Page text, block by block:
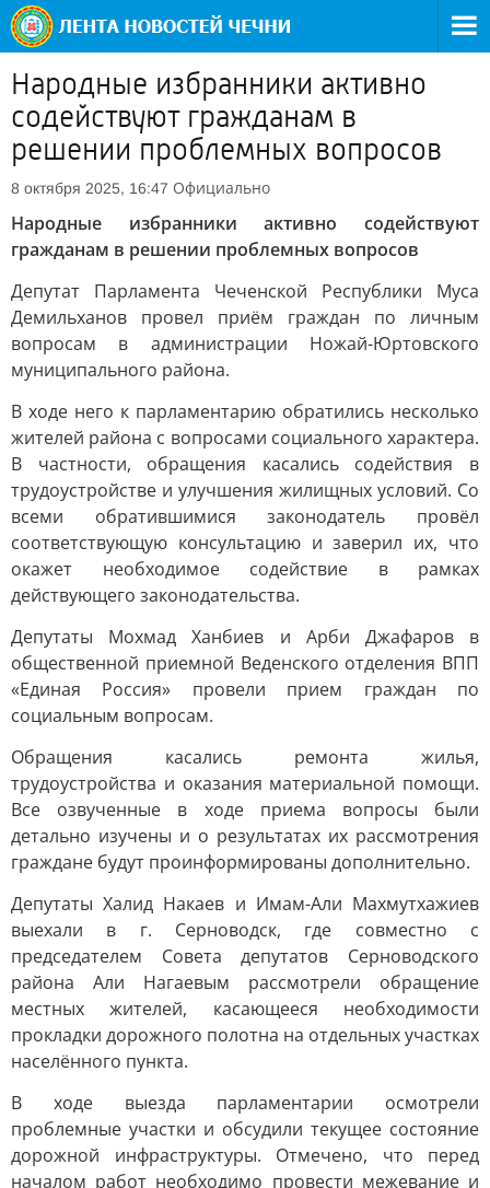
Народные избранники активно
содействуют гражданам в
решении проблемных вопросов
8 октября 2025, 16:47 Официально
Народные избранники активно содействуют
гражданам в решении проблемных вопросов
Депутат Парламента Чеченской Республики Муса
Демильханов провел приём граждан по личным
вопросам в администрации Ножай-Юртовского
муниципального района.
В ходе него к парламентарию обратились несколько
жителей района с вопросами социального характера.
В частности, обращения касались содействия в
трудоустройстве и улучшения жилищных условий. Со
всеми обратившимися законодатель провёл
соответствующую консультацию и заверил их, что
окажет необходимое содействие в рамках
действующего законодательства.
Депутаты Мохмад Ханбиев и Арби Джафаров в
общественной приемной Веденского отделения ВПП
«Единая Россия» провели прием граждан по
социальным вопросам.
Обращения касались ремонта жилья,
трудоустройства и оказания материальной помощи.
Все озвученные в ходе приема вопросы были
детально изучены и о результатах их рассмотрения
граждане будут проинформированы дополнительно.
Депутаты Халид Накаев и Имам-Али Махмутхажиев
выехали в г. Серноводск, где совместно с
председателем Совета депутатов Серноводского
района Али Нагаевым рассмотрели обращение
местных жителей, касающееся необходимости
прокладки дорожного полотна на отдельных участках
населённого пункта.
В ходе выезда парламентарии осмотрели
проблемные участки и обсудили текущее состояние
дорожной инфраструктуры. Отмечено, что перед
началом работ необходимо провести межевание и